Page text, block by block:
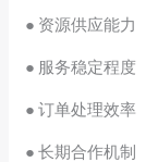
● 资源供应能力
● 服务稳定程度
● 订单处理效率
● 长期合作机制